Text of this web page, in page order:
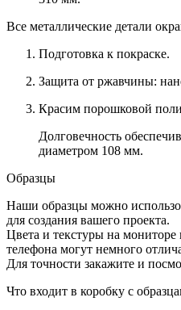
Все металлические детали
Подготовка к покраске.
Защита от ржавчины:
Красим порошковой
Долговечность
диаметром 108 мм.
Образцы
Наши образцы можно
для создания вашего проекта.
Цвета и текстуры на
телефона могут немного
Для точности закажите и
Что входит в коробку с